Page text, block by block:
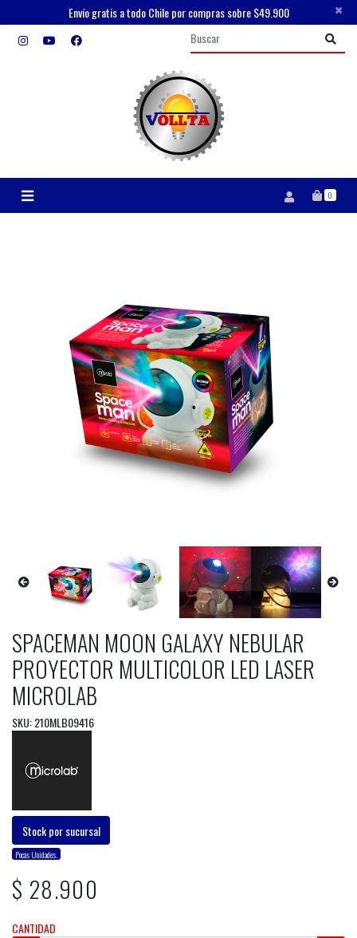
Envío gratis a todo Chile por compras sobre $49.900 ×
0
SPACEMAN MOON GALAXY NEBULAR
PROYECTOR MULTICOLOR LED LASER
MICROLAB
SKU: 210MLB09416
Stock por sucursal
Pocas Unidades.
$ 28.900
CANTIDAD